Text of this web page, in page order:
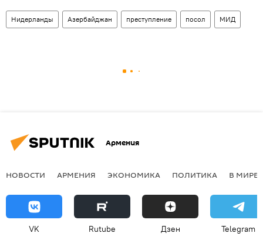
Нидерланды Азербайджан преступление посол МИД
Армения
НОВОСТИ АРМЕНИЯ ЭКОНОМИКА ПОЛИТИКА В МИРЕ
VK Rutube Дзен Telegram